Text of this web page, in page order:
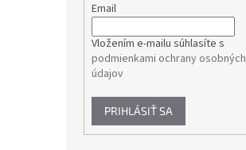
Email
Vložením e-mailu súhlasíte s
podmienkami ochrany osobných
údajov
PRIHLÁSIŤ SA